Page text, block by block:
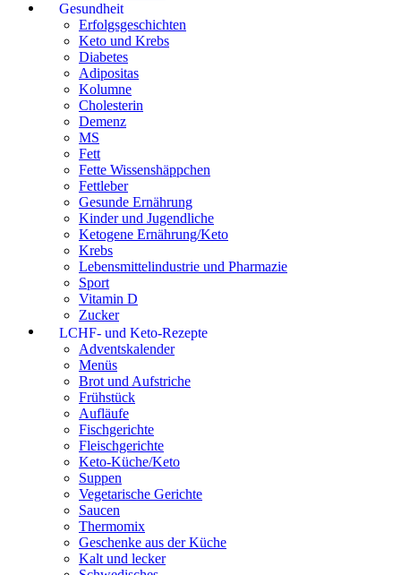
Gesundheit
Erfolgsgeschichten
Keto und Krebs
Diabetes
Adipositas
Kolumne
Cholesterin
Demenz
MS
Fett
Fette Wissenshäppchen
Fettleber
Gesunde Ernährung
Kinder und Jugendliche
Ketogene Ernährung/Keto
Krebs
Lebensmittelindustrie und Pharmazie
Sport
Vitamin D
Zucker
LCHF- und Keto-Rezepte
Adventskalender
Menüs
Brot und Aufstriche
Frühstück
Aufläufe
Fischgerichte
Fleischgerichte
Keto-Küche/Keto
Suppen
Vegetarische Gerichte
Saucen
Thermomix
Geschenke aus der Küche
Kalt und lecker